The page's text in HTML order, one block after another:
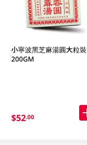
小寧波黑芝麻湯圓大粒裝
200GM
$52.00